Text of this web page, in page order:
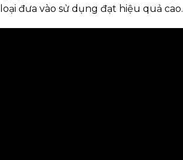
đưa vào sử dụng đạt hiệu quả cao.